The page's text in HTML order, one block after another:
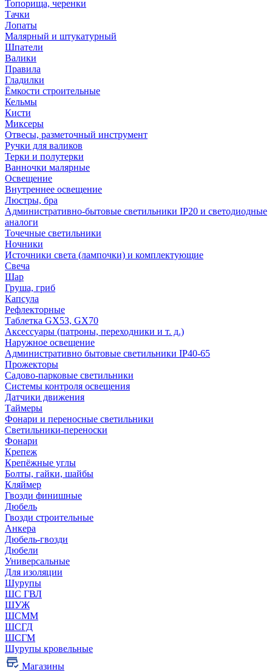
Топорища, черенки
Тачки
Лопаты
Малярный и штукатурный
Шпатели
Валики
Правила
Гладилки
Ёмкости строительные
Кельмы
Кисти
Миксеры
Отвесы, разметочный инструмент
Ручки для валиков
Терки и полутерки
Ванночки малярные
Освещение
Внутреннее освещение
Люстры, бра
Административно-бытовые светильники IP20 и светодиодные
аналоги
Точечные светильники
Ночники
Источники света (лампочки) и комплектующие
Свеча
Шар
Груша, гриб
Капсула
Рефлекторные
Таблетка GX53, GX70
Аксессуары (патроны, переходники и т. д.)
Наружное освещение
Административно бытовые светильники IP40-65
Прожекторы
Садово-парковые светильники
Системы контроля освещения
Датчики движения
Таймеры
Фонари и переносные светильники
Светильники-переноски
Фонари
Крепеж
Крепёжные углы
Болты, гайки, шайбы
Кляймер
Гвозди финишные
Дюбель
Гвозди строительные
Анкера
Дюбель-гвозди
Дюбели
Универсальные
Для изоляции
Шурупы
ШС ГВЛ
ШУЖ
ШСММ
ШСГД
ШСГМ
Шурупы кровельные
Магазины